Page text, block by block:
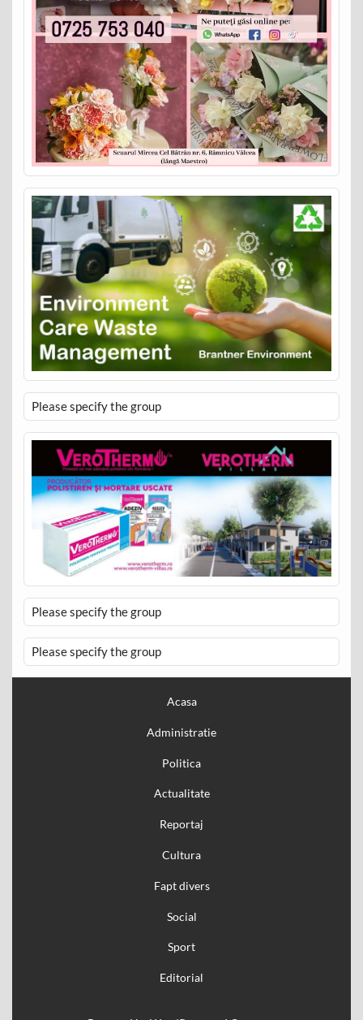
Please specify the group
Please specify the group
Please specify the group
Acasa
Administratie
Politica
Actualitate
Reportaj
Cultura
Fapt divers
Social
Sport
Editorial